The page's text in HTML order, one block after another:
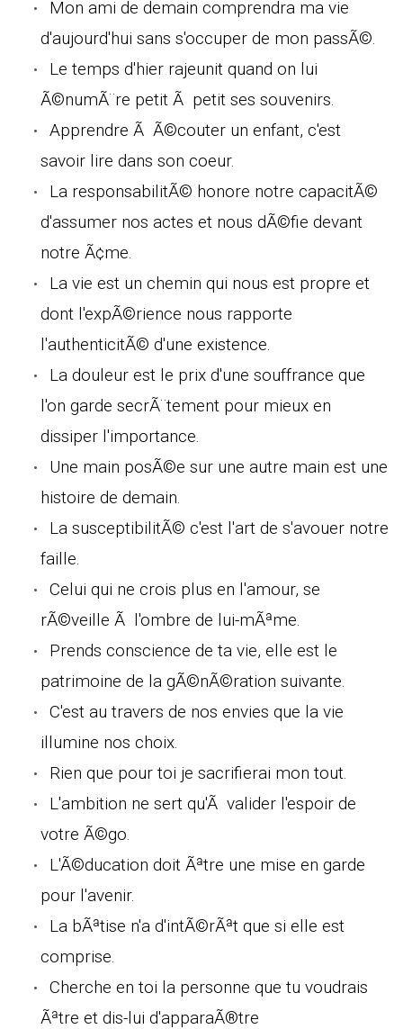
Mon ami de demain comprendra ma vie
d'aujourd'hui sans s'occuper de mon passÃ©.
Le temps d'hier rajeunit quand on lui
Ã©numÃ¨re petit Ã petit ses souvenirs.
Apprendre Ã Ã©couter un enfant, c'est
savoir lire dans son coeur.
La responsabilitÃ© honore notre capacitÃ©
d'assumer nos actes et nous dÃ©fie devant
notre Ã¢me.
La vie est un chemin qui nous est propre et
dont l'expÃ©rience nous rapporte
l'authenticitÃ© d'une existence.
La douleur est le prix d'une souffrance que
l'on garde secrÃ¨tement pour mieux en
dissiper l'importance.
Une main posÃ©e sur une autre main est une
histoire de demain.
La susceptibilitÃ© c'est l'art de s'avouer notre
faille.
Celui qui ne crois plus en l'amour, se
rÃ©veille Ã l'ombre de lui-mÃªme.
Prends conscience de ta vie, elle est le
patrimoine de la gÃ©nÃ©ration suivante.
C'est au travers de nos envies que la vie
illumine nos choix.
Rien que pour toi je sacrifierai mon tout.
L'ambition ne sert qu'Ã valider l'espoir de
votre Ã©go.
L'Ã©ducation doit Ãªtre une mise en garde
pour l'avenir.
La bÃªtise n'a d'intÃ©rÃªt que si elle est
comprise.
Cherche en toi la personne que tu voudrais
Ãªtre et dis-lui d'apparaÃ®tre